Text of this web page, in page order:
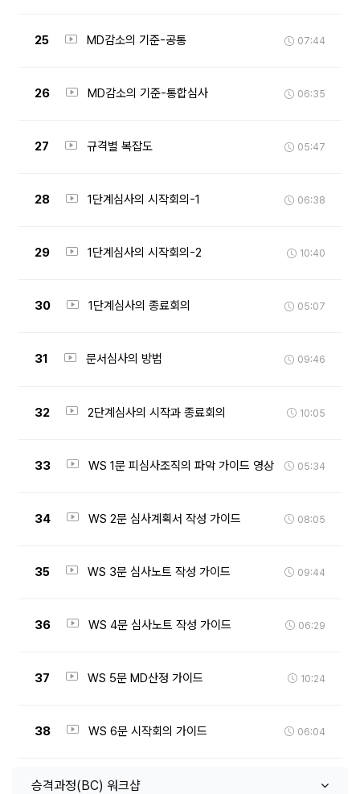
25 MD감소의 기준-공통 07:44
26 MD감소의 기준-통합심사 06:35
27 규격별 복잡도 05:47
28 1단계심사의 시작회의-1 06:38
29 1단계심사의 시작회의-2 10:40
30 1단계심사의 종료회의 05:07
31 문서심사의 방법 09:46
32 2단계심사의 시작과 종료회의 10:05
33 WS 1문 피심사조직의 파악 가이드 영상 05:34
34 WS 2문 심사계획서 작성 가이드 08:05
35 WS 3문 심사노트 작성 가이드 09:44
36 WS 4문 심사노트 작성 가이드 06:29
37 WS 5문 MD산정 가이드 10:24
38 WS 6문 시작회의 가이드 06:04
승격과정(BC) 워크샵